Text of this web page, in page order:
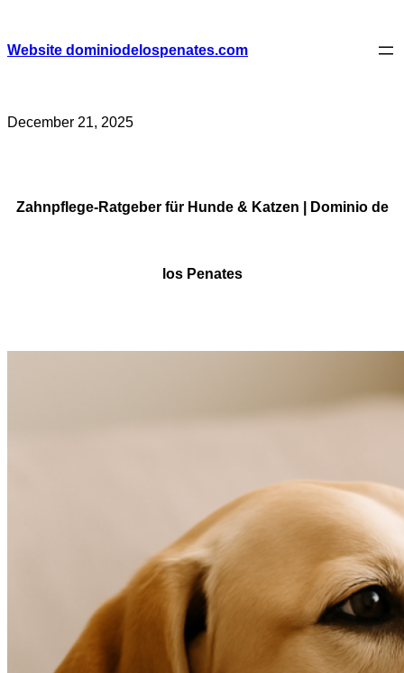
content
Website dominiodelospenates.com
December 21, 2025
Zahnpflege-Ratgeber für Hunde & Katzen | Dominio de
los Penates